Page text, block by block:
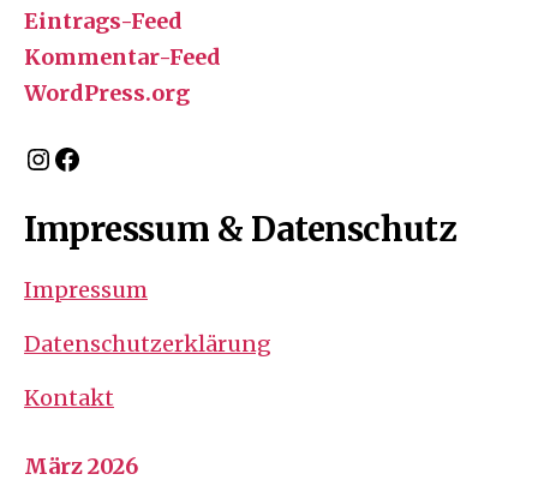
Eintrags-Feed
Kommentar-Feed
WordPress.org
Instagram
Facebook
Impressum & Datenschutz
Impressum
Datenschutzerklärung
Kontakt
März 2026